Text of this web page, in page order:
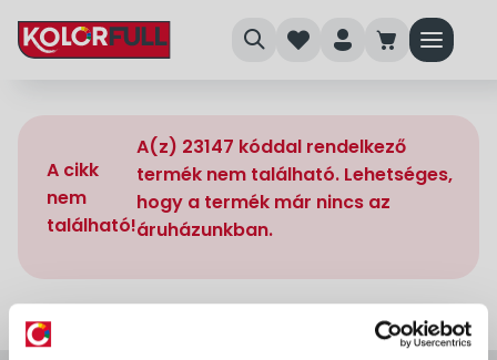
search heart person cart menu
A cikk
nem
található!
A(z) 23147 kóddal rendelkező
termék nem található. Lehetséges,
hogy a termék már nincs az
áruházunkban.